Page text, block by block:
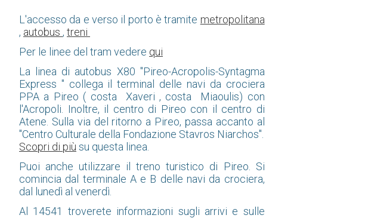
L'accesso da e verso il porto è tramite metropolitana
, autobus , treni
Per le linee del tram vedere qui
La linea di autobus X80 "Pireo-Acropolis-Syntagma
Express " collega il terminal delle navi da crociera
PPA a Pireo ( costa Xaveri , costa Miaoulis) con
l'Acropoli. Inoltre, il centro di Pireo con il centro di
Atene. Sulla via del ritorno a Pireo, passa accanto al
"Centro Culturale della Fondazione Stavros Niarchos".
Scopri di più su questa linea.
Puoi anche utilizzare il treno turistico di Pireo. Si
comincia dal terminale A e B delle navi da crociera,
dal lunedì al venerdì.
Al 14541 troverete informazioni sugli arrivi e sulle